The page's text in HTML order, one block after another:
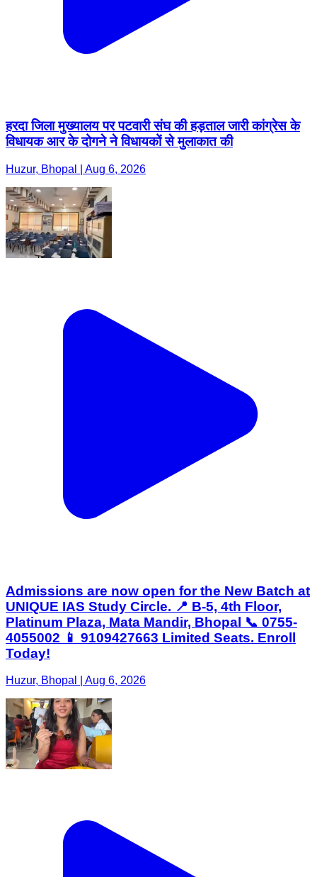
हरदा जिला मुख्यालय पर पटवारी संघ की हड़ताल जारी कांग्रेस के
विधायक आर के दोगने ने विधायकों से मुलाकात की
Huzur, Bhopal | Aug 6, 2026
Admissions are now open for the New Batch at
UNIQUE IAS Study Circle. 📍 B-5, 4th Floor,
Platinum Plaza, Mata Mandir, Bhopal 📞 0755-
4055002 📱 9109427663 Limited Seats. Enroll
Today!
Huzur, Bhopal | Aug 6, 2026